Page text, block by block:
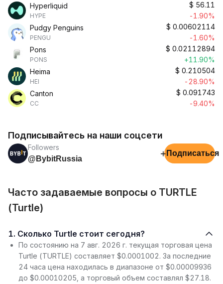
Hyperliquid
HYPE
$ 56.11
-1.90%
Pudgy Penguins
PENGU
$ 0.00602114
-1.60%
Pons
PONS
$ 0.02112894
+11.90%
Heima
HEI
$ 0.210504
-28.90%
Canton
CC
$ 0.091743
-9.40%
Подписывайтесь на наши соцсети
Followers
@BybitRussia
+ Подписаться
Часто задаваемые вопросы о TURTLE
(Turtle)
1. Сколько Turtle стоит сегодня?
По состоянию на 7 авг. 2026 г. текущая торговая цена
Turtle (TURTLE) составляет $0.0001002. За последние
24 часа цена находилась в диапазоне от $0.00009936
до $0.00010205, а торговый объем составлял $27.18.